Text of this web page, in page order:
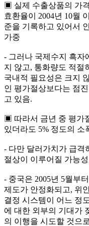
▣ 실제 수출상품의 가
효환율이 2004년 10월
준을 기록하고 있어서
가중
- 그러나 국제수지 흑자
지 않고, 통화량도 적절
국내적 필요성은 크지
인 평가절상보다는 점
고 있음.
▣ 따라서 금년 중 평가
있더라도 5% 정도의 소
- 다만 달러가치가 급격
절상이 이루어질 가능
- 중국은 2005년 5월부
제도가 안정화되고, 위
결정 시스템이 어느 정
에 대한 외부의 기대가
의 이행을 시도할 것으